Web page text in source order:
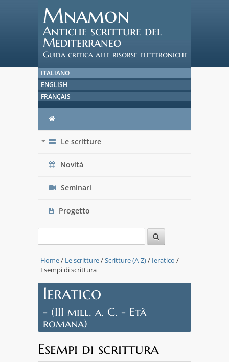
Mnamon
Antiche scritture del
Mediterraneo
Guida critica alle risorse elettroniche
ITALIANO
ENGLISH
FRANÇAIS
Le scritture
Novità
Seminari
Progetto
Home/ Le scritture/Scritture (A-Z)/ Ieratico /
Esempi di scrittura
Ieratico
- (III mill. a. C. - Età
romana)
Esempi di scrittura